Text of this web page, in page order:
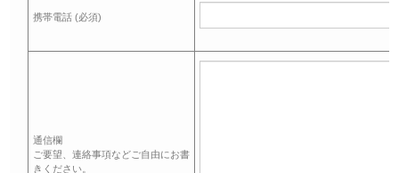
携帯電話 (必須)
通信欄
ご要望、連絡事項などご自由にお書
きください。